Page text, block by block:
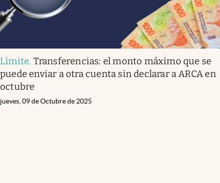
Lìmite. Transferencias: el monto máximo que se
puede enviar a otra cuenta sin declarar a ARCA en
octubre
jueves, 09 de Octubre de 2025